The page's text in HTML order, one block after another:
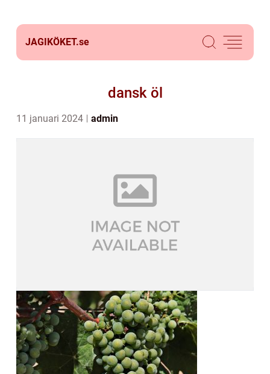
JAGIKÖKET.se
dansk öl
11 januari 2024 admin